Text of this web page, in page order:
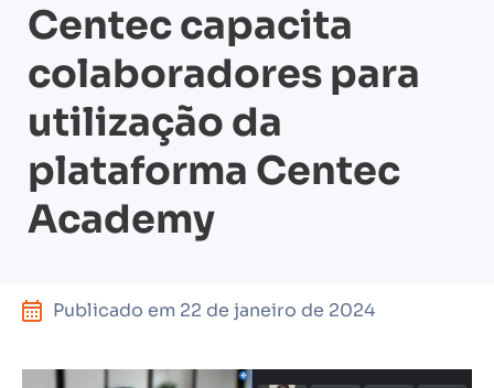
Centec capacita
colaboradores para
utilização da
plataforma Centec
Academy
Publicado em 22 de janeiro de 2024